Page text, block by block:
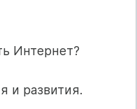
Интернет?
и развития.